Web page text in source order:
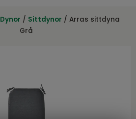
Dynor / Sittdynor / Arras sittdyna
Grå